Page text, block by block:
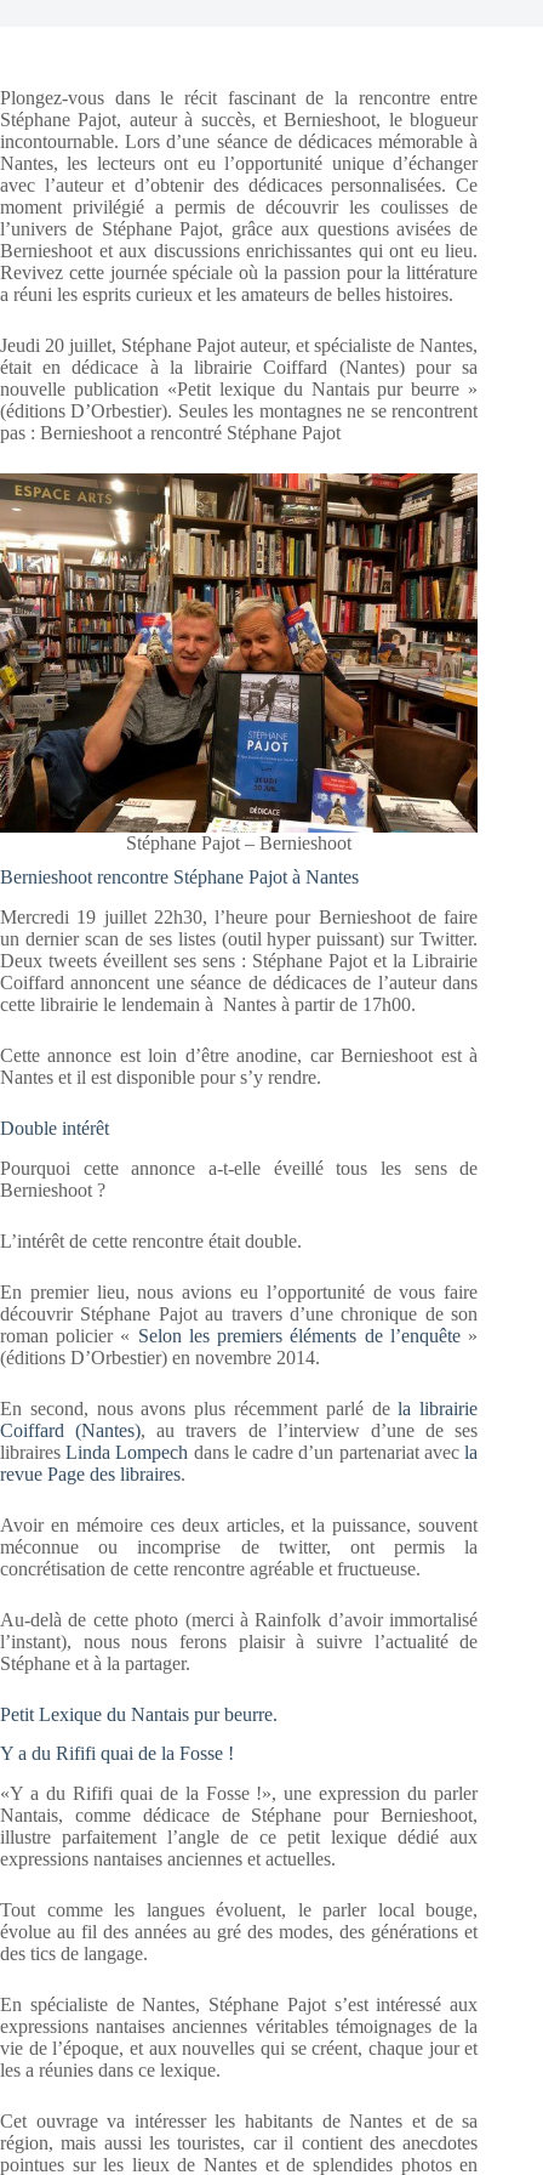
Plongez-vous dans le récit fascinant de la rencontre entre
Stéphane Pajot, auteur à succès, et Bernieshoot, le blogueur
incontournable. Lors d’une séance de dédicaces mémorable à
Nantes, les lecteurs ont eu l’opportunité unique d’échanger
avec l’auteur et d’obtenir des dédicaces personnalisées. Ce
moment privilégié a permis de découvrir les coulisses de
l’univers de Stéphane Pajot, grâce aux questions avisées de
Bernieshoot et aux discussions enrichissantes qui ont eu lieu.
Revivez cette journée spéciale où la passion pour la littérature
a réuni les esprits curieux et les amateurs de belles histoires.
Jeudi 20 juillet, Stéphane Pajot auteur, et spécialiste de Nantes,
était en dédicace à la librairie Coiffard (Nantes) pour sa
nouvelle publication «Petit lexique du Nantais pur beurre »
(éditions D’Orbestier). Seules les montagnes ne se rencontrent
pas : Bernieshoot a rencontré Stéphane Pajot
Stéphane Pajot – Bernieshoot
Bernieshoot rencontre Stéphane Pajot à Nantes
Mercredi 19 juillet 22h30, l’heure pour Bernieshoot de faire
un dernier scan de ses listes (outil hyper puissant) sur Twitter.
Deux tweets éveillent ses sens : Stéphane Pajot et la Librairie
Coiffard annoncent une séance de dédicaces de l’auteur dans
cette librairie le lendemain à Nantes à partir de 17h00.
Cette annonce est loin d’être anodine, car Bernieshoot est à
Nantes et il est disponible pour s’y rendre.
Double intérêt
Pourquoi cette annonce a-t-elle éveillé tous les sens de
Bernieshoot ?
L’intérêt de cette rencontre était double.
En premier lieu, nous avions eu l’opportunité de vous faire
découvrir Stéphane Pajot au travers d’une chronique de son
roman policier « Selon les premiers éléments de l’enquête »
(éditions D’Orbestier) en novembre 2014.
En second, nous avons plus récemment parlé dela librairie
Coiffard (Nantes), au travers de l’interview d’une de ses
librairesLinda Lompech dans le cadre d’un partenariat avecla
revue Page des libraires.
Avoir en mémoire ces deux articles, et la puissance, souvent
méconnue ou incomprise de twitter, ont permis la
concrétisation de cette rencontre agréable et fructueuse.
Au-delà de cette photo (merci à Rainfolk d’avoir immortalisé
l’instant), nous nous ferons plaisir à suivre l’actualité de
Stéphane et à la partager.
Petit Lexique du Nantais pur beurre.
Y a du Rififi quai de la Fosse !
«Y a du Rififi quai de la Fosse !», une expression du parler
Nantais, comme dédicace de Stéphane pour Bernieshoot,
illustre parfaitement l’angle de ce petit lexique dédié aux
expressions nantaises anciennes et actuelles.
Tout comme les langues évoluent, le parler local bouge,
évolue au fil des années au gré des modes, des générations et
des tics de langage.
En spécialiste de Nantes, Stéphane Pajot s’est intéressé aux
expressions nantaises anciennes véritables témoignages de la
vie de l’époque, et aux nouvelles qui se créent, chaque jour et
les a réunies dans ce lexique.
Cet ouvrage va intéresser les habitants de Nantes et de sa
région, mais aussi les touristes, car il contient des anecdotes
pointues sur les lieux de Nantes et de splendides photos en